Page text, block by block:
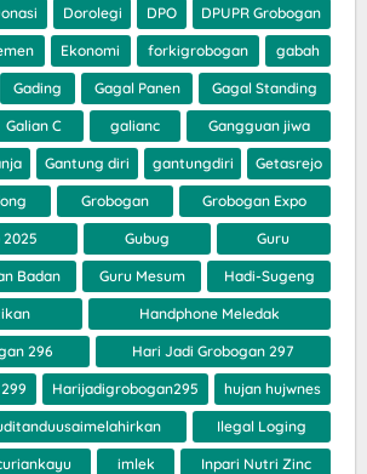
Dorolegi DPO DPUPR Grobogan
Ekonomi forkigrobogan gabah
Gading Gagal Panen Gagal Standing
Galian C galianc Gangguan jiwa
Gantung diri gantungdiri Getasrejo
Grobogan Grobogan Expo
2025 Gubug Guru
Badan Guru Mesum Hadi-Sugeng
Handphone Meledak
296 Hari Jadi Grobogan 297
Harijadigrobogan295 hujan hujwnes
Ilegal Loging
imlek Inpari Nutri Zinc